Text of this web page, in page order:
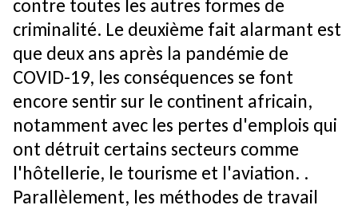
contre toutes les autres formes de
criminalité. Le deuxième fait alarmant est
que deux ans après la pandémie de
COVID-19, les conséquences se font
encore sentir sur le continent africain,
notamment avec les pertes d'emplois qui
ont détruit certains secteurs comme
l'hôtellerie, le tourisme et l'aviation. .
Parallèlement, les méthodes de travail